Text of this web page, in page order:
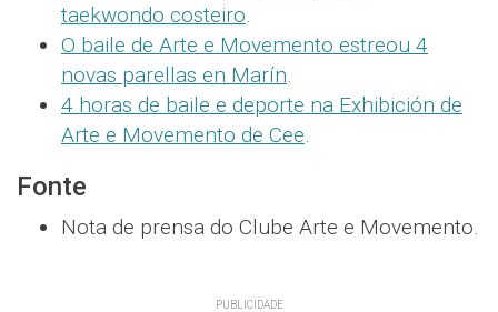
taekwondo costeiro.
O baile de Arte e Movemento estreou 4
novas parellas en Marín.
4 horas de baile e deporte na Exhibición de
Arte e Movemento de Cee.
Fonte
Nota de prensa do Clube Arte e Movemento.